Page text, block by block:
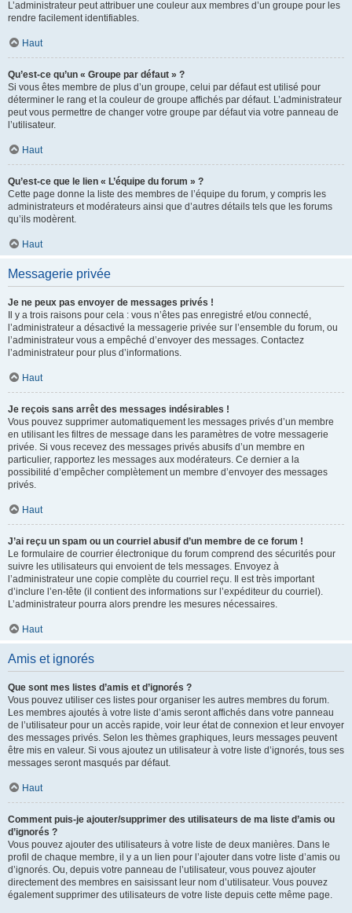
L’administrateur peut attribuer une couleur aux membres d’un groupe pour les
rendre facilement identifiables.
Haut
Qu’est-ce qu’un « Groupe par défaut » ?
Si vous êtes membre de plus d’un groupe, celui par défaut est utilisé pour
déterminer le rang et la couleur de groupe affichés par défaut. L’administrateur
peut vous permettre de changer votre groupe par défaut via votre panneau de
l’utilisateur.
Haut
Qu’est-ce que le lien « L’équipe du forum » ?
Cette page donne la liste des membres de l’équipe du forum, y compris les
administrateurs et modérateurs ainsi que d’autres détails tels que les forums
qu’ils modèrent.
Haut
Messagerie privée
Je ne peux pas envoyer de messages privés !
Il y a trois raisons pour cela : vous n’êtes pas enregistré et/ou connecté,
l’administrateur a désactivé la messagerie privée sur l’ensemble du forum, ou
l’administrateur vous a empêché d’envoyer des messages. Contactez
l’administrateur pour plus d’informations.
Haut
Je reçois sans arrêt des messages indésirables !
Vous pouvez supprimer automatiquement les messages privés d’un membre
en utilisant les filtres de message dans les paramètres de votre messagerie
privée. Si vous recevez des messages privés abusifs d’un membre en
particulier, rapportez les messages aux modérateurs. Ce dernier a la
possibilité d’empêcher complètement un membre d’envoyer des messages
privés.
Haut
J’ai reçu un spam ou un courriel abusif d’un membre de ce forum !
Le formulaire de courrier électronique du forum comprend des sécurités pour
suivre les utilisateurs qui envoient de tels messages. Envoyez à
l’administrateur une copie complète du courriel reçu. Il est très important
d’inclure l’en-tête (il contient des informations sur l’expéditeur du courriel).
L’administrateur pourra alors prendre les mesures nécessaires.
Haut
Amis et ignorés
Que sont mes listes d’amis et d’ignorés ?
Vous pouvez utiliser ces listes pour organiser les autres membres du forum.
Les membres ajoutés à votre liste d’amis seront affichés dans votre panneau
de l’utilisateur pour un accès rapide, voir leur état de connexion et leur envoyer
des messages privés. Selon les thèmes graphiques, leurs messages peuvent
être mis en valeur. Si vous ajoutez un utilisateur à votre liste d’ignorés, tous ses
messages seront masqués par défaut.
Haut
Comment puis-je ajouter/supprimer des utilisateurs de ma liste d’amis ou
d’ignorés ?
Vous pouvez ajouter des utilisateurs à votre liste de deux manières. Dans le
profil de chaque membre, il y a un lien pour l’ajouter dans votre liste d’amis ou
d’ignorés. Ou, depuis votre panneau de l’utilisateur, vous pouvez ajouter
directement des membres en saisissant leur nom d’utilisateur. Vous pouvez
également supprimer des utilisateurs de votre liste depuis cette même page.